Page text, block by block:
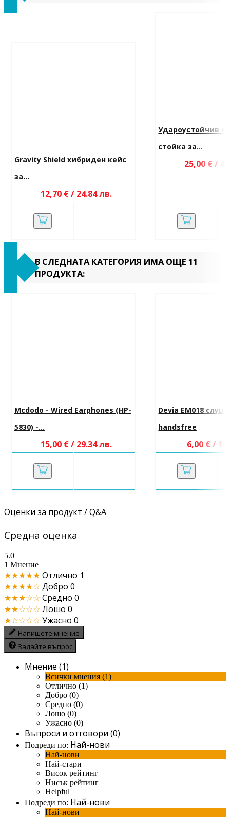
Gravity Shield хибриден кейс
за...
12,70 € / 24.84 лв.
Удароустойчив
стойка за...
25,00 € /
В СЛЕДНАТА КАТЕГОРИЯ ИМА ОЩЕ 11
ПРОДУКТА:
Mcdodo - Wired Earphones (HP-
5830) -...
15,00 € / 29.34 лв.
Devia EM018
handsfree
6,00 € /
Оценки за продукт / Q&A
Средна оценка
5.0
1 Мнение
★★★★★ Отлично 1
★★★★☆ Добро 0
★★★☆☆ Средно 0
★★☆☆☆ Лошо 0
★☆☆☆☆ Ужасно 0
Напишете мнение
Задайте въпрос
Мнение (1)
Всички мнения (1)
Отлично (1)
Добро (0)
Средно (0)
Лошо (0)
Ужасно (0)
Въпроси и отговори (0)
Подреди по: Най-нови
Най-нови
Най-стари
Висок рейтинг
Нисък рейтинг
Helpful
Подреди по: Най-нови
Най-нови